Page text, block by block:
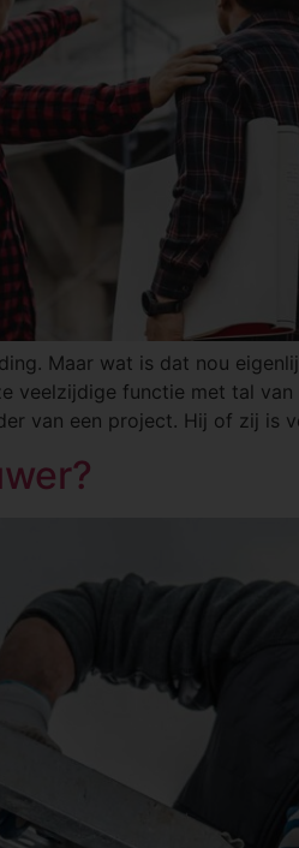
Maar wat is dat nou
veelzijdige functie met tal
van een project. Hij of zij is